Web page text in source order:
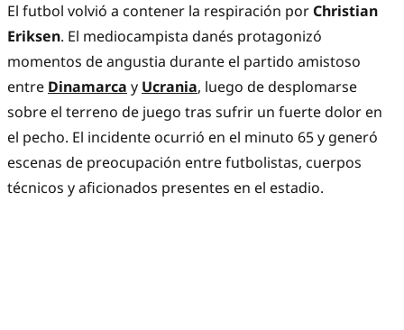
El futbol volvió a contener la respiración por Christian
Eriksen. El mediocampista danés protagonizó
momentos de angustia durante el partido amistoso
entre Dinamarca y Ucrania, luego de desplomarse
sobre el terreno de juego tras sufrir un fuerte dolor en
el pecho. El incidente ocurrió en el minuto 65 y generó
escenas de preocupación entre futbolistas, cuerpos
técnicos y aficionados presentes en el estadio.